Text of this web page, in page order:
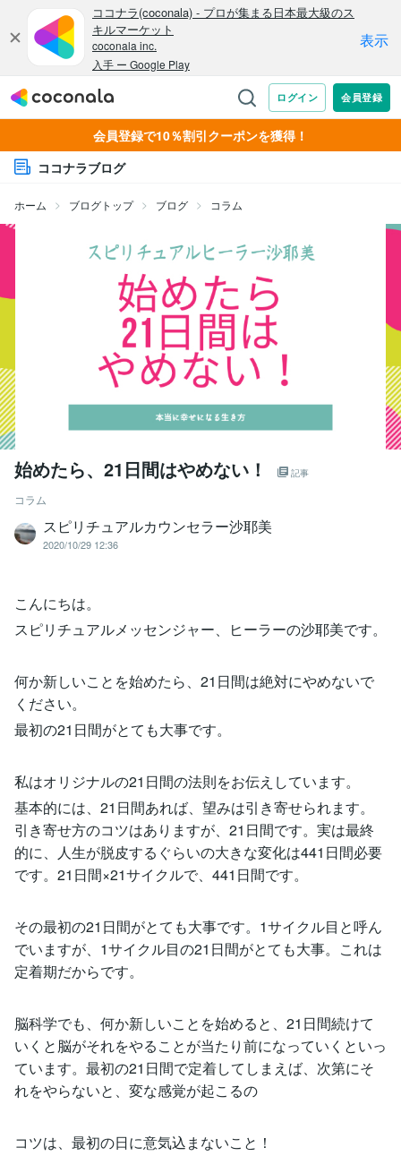
会員登録で10％割引クーポンを獲得！
ココナラブログ
ホーム ブログトップ ブログ コラム
始めたら、21日間はやめない！ 記事
コラム
スピリチュアルカウンセラー沙耶美
2020/10/29 12:36
こんにちは。
スピリチュアルメッセンジャー、ヒーラーの沙耶美です。
何か新しいことを始めたら、21日間は絶対にやめないで
ください。
最初の21日間がとても大事です。
私はオリジナルの21日間の法則をお伝えしています。
基本的には、21日間あれば、望みは引き寄せられます。
引き寄せ方のコツはありますが、21日間です。実は最終
的に、人生が脱皮するぐらいの大きな変化は441日間必要
です。21日間×21サイクルで、441日間です。
その最初の21日間がとても大事です。1サイクル目と呼ん
でいますが、1サイクル目の21日間がとても大事。これは
定着期だからです。
脳科学でも、何か新しいことを始めると、21日間続けて
いくと脳がそれをやることが当たり前になっていくといっ
ています。最初の21日間で定着してしまえば、次第にそ
れをやらないと、変な感覚が起こるの
コツは、最初の日に意気込まないこと！